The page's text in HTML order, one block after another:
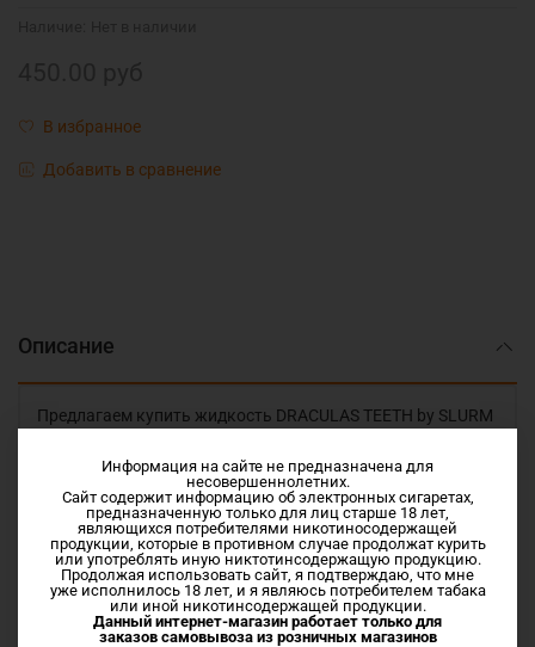
В избранное
Добавить в сравнение
Описание
Предлагаем купить жидкость DRACULAS TEETH by SLURM
Мармелад с лесной земляникой
Vg/Pg 50/50
Без Никотина
Информация на сайте не предназначена для
несовершеннолетних.
Сайт содержит информацию об электронных сигаретах,
предназначенную только для лиц старше 18 лет,
являющихся потребителями никотиносодержащей
продукции, которые в противном случае продолжат курить
или употреблять иную никтотинсодержащую продукцию.
Продолжая использовать сайт, я подтверждаю, что мне
уже исполнилось 18 лет, и я являюсь потребителем табака
или иной никотинсодержащей продукции.
Данный интернет-магазин работает только для
заказов самовывоза из розничных магазинов